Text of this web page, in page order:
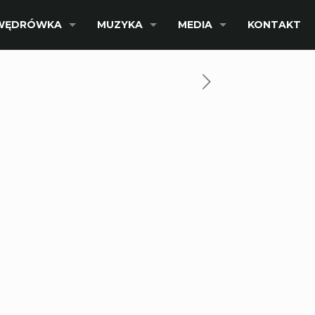
MUZYKA MEDIA KONTAKT